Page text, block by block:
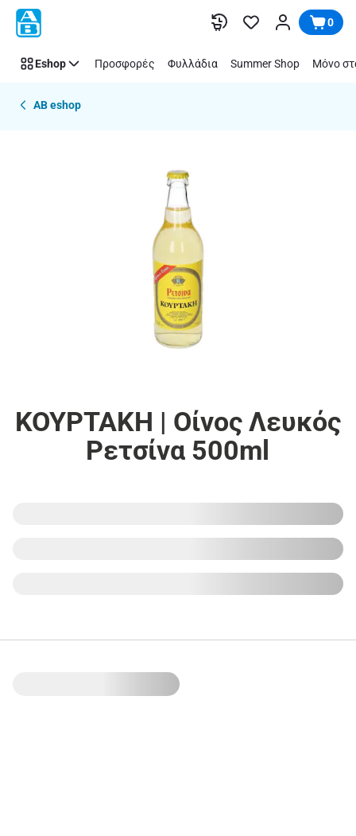
Παράλειψη 0
Eshop Προσφορές Φυλλάδια Summer Shop Μόνο
AB eshop
ΚΟΥΡΤΑΚΗ | Οίνος Λευκός
Ρετσίνα 500ml